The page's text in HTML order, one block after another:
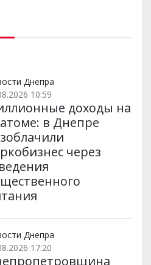
Днепра
10:59
доходы на
в Днепре
через
Днепра
17:20